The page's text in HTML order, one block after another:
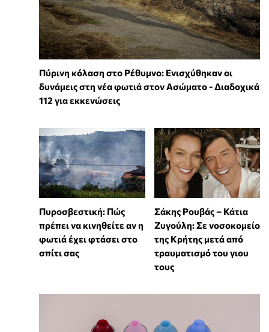
Πύρινη κόλαση στο Ρέθυμνο: Ενισχύθηκαν οι
δυνάμεις στη νέα φωτιά στον Ασώματο - Διαδοχικά
112 για εκκενώσεις
Πυροσβεστική: Πώς
πρέπει να κινηθείτε αν η
φωτιά έχει φτάσει στο
σπίτι σας
Σάκης Ρουβάς – Κάτια
Ζυγούλη: Σε νοσοκομείο
της Κρήτης μετά από
τραυματισμό του γιου
τους